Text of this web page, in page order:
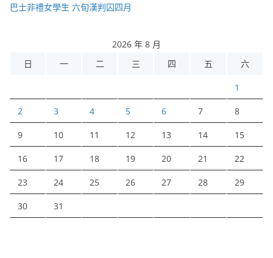
巴士非禮女學生 六旬漢判囚四月
2026 年 8 月
日
一 二 三 四 五 六
1
2 3 4 5 6 7 8
9 10 11 12 13 14 15
16 17 18 19 20 21 22
23 24 25 26 27 28 29
30 31